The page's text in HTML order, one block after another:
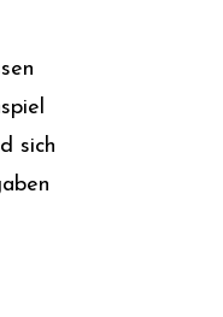
sich